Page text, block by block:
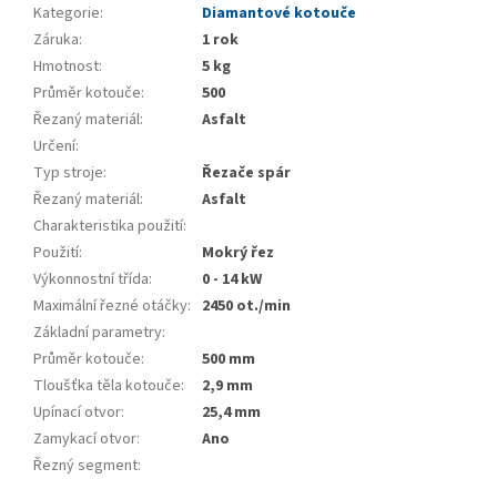
Kategorie:
Diamantové kotouče
Záruka:
1 rok
Hmotnost:
5 kg
Průměr kotouče:
500
Řezaný materiál:
Asfalt
Určení:
Typ stroje:
Řezače spár
Řezaný materiál:
Asfalt
Charakteristika použití:
Použití:
Mokrý řez
Výkonnostní třída:
0 - 14 kW
Maximální řezné otáčky: 2450 ot./min
Základní parametry:
Průměr kotouče:
500 mm
Tloušťka těla kotouče:
2,9 mm
Upínací otvor:
25,4 mm
Zamykací otvor:
Ano
Řezný segment: